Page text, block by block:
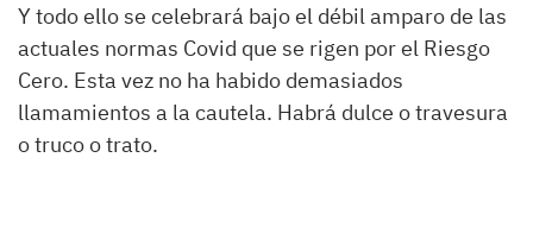
Y todo ello se celebrará bajo el débil amparo de las
actuales normas Covid que se rigen por el Riesgo
Cero. Esta vez no ha habido demasiados
llamamientos a la cautela. Habrá dulce o travesura
o truco o trato.